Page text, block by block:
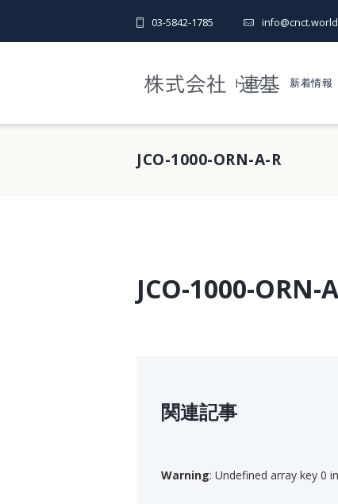
03-5842-1785 info@cnct.world
トップ 新着情報
JCO-1000-ORN-A-R
JCO-1000-ORN-
関連記事
Warning: Undefined array key 0 in